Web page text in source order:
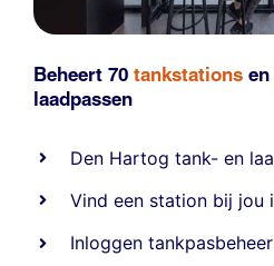
Beheert 70 tankstations
laadpassen
Den Hartog tank- en
Vind een station bij jou
Inloggen tankpasbeheer